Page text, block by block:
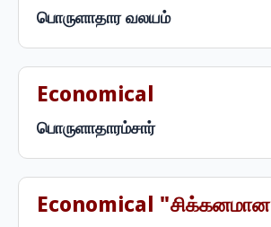
பொருளாதார வலயம்
Economical
பொருளாதாரம்சார்
Economical "சிக்கனமான